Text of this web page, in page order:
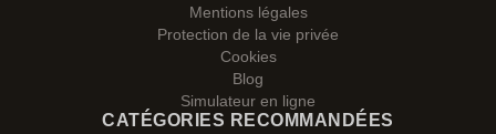
Mentions légales
Protection de la vie privée
Cookies
Blog
Simulateur en ligne
CATÉGORIES RECOMMANDÉES